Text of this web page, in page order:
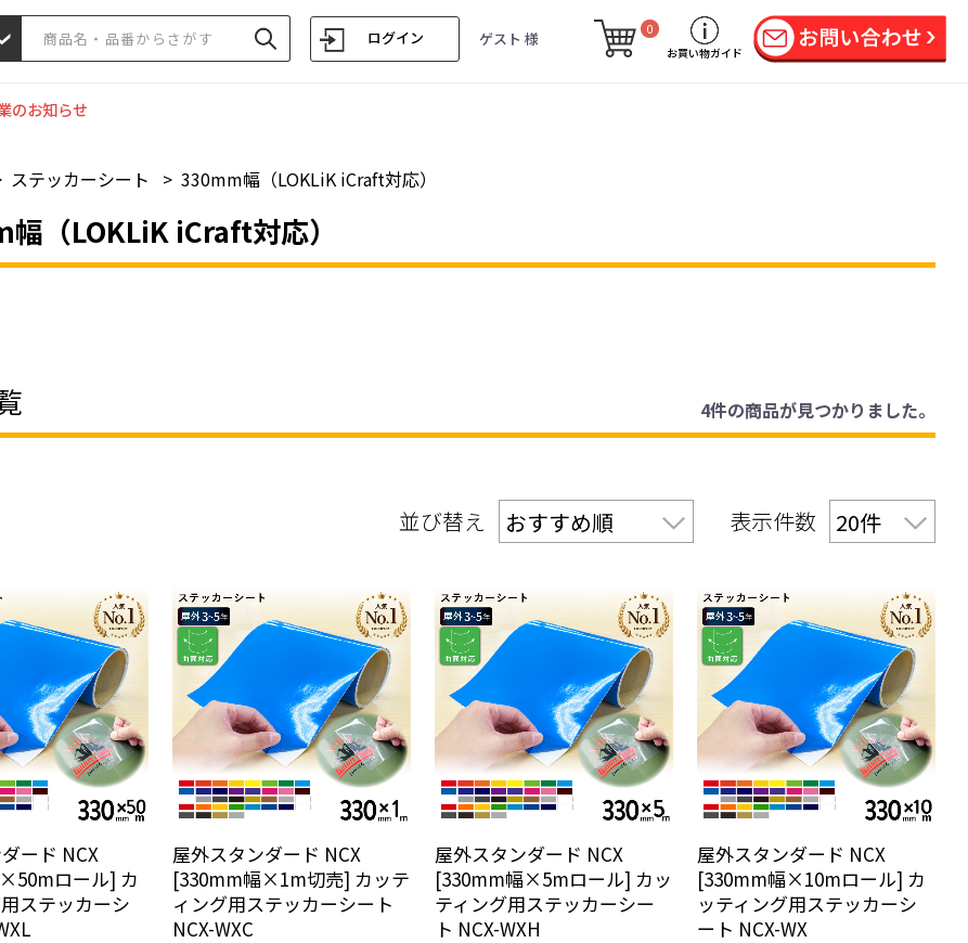
ログイン ゲスト 様
0
お買い物ガイド
のお知らせ
ステッカーシート > 330mm幅（LOKLiK iCraft対応）
（LOKLiK iCraft対応）
4件の商品が見つかりました。
並び替え 表示件数
ード NCX
ロール] カ
ステッカーシ
屋外スタンダード NCX
[330mm幅×1m切売] カッテ
ィング用ステッカーシート
NCX-WXC
屋外スタンダード NCX
[330mm幅×5mロール] カッ
ティング用ステッカーシー
ト NCX-WXH
屋外スタンダード NCX
[330mm幅×10mロール] カ
ッティング用ステッカーシ
ート NCX-WX